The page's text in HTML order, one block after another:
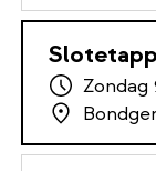
Zondag